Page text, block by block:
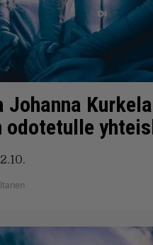
Johanna
odotetulle